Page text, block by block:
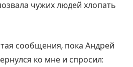
чужих людей хлопать
сообщения, пока Андрей
ко мне и спросил: